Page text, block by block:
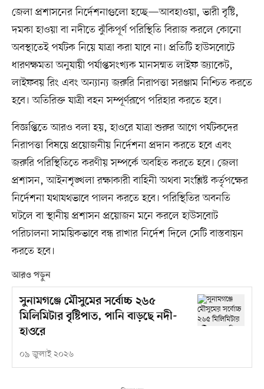
জেলা প্রশাসনের নির্দেশনাগুলো হচ্ছে—আবহাওয়া, ভারী বৃষ্টি,
দমকা হাওয়া বা নদীতে ঝুঁকিপূর্ণ পরিস্থিতি বিরাজ করলে কোনো
অবস্থাতেই পর্যটক নিয়ে যাত্রা করা যাবে না। প্রতিটি হাউসবোটে
ধারণক্ষমতা অনুযায়ী পর্যাপ্তসংখ্যক মানসম্মত লাইফ জ্যাকেট,
লাইফবয় রিং এবং অন্যান্য জরুরি নিরাপত্তা সরঞ্জাম নিশ্চিত করতে
হবে। অতিরিক্ত যাত্রী বহন সম্পূর্ণরূপে পরিহার করতে হবে।
বিজ্ঞপ্তিতে আরও বলা হয়, হাওরে যাত্রা শুরুর আগে পর্যটকদের
নিরাপত্তা বিষয়ে প্রয়োজনীয় নির্দেশনা প্রদান করতে হবে এবং
জরুরি পরিস্থিতিতে করণীয় সম্পর্কে অবহিত করতে হবে। জেলা
প্রশাসন, আইনশৃঙ্খলা রক্ষাকারী বাহিনী অথবা সংশ্লিষ্ট কর্তৃপক্ষের
নির্দেশনা যথাযথভাবে পালন করতে হবে। পরিস্থিতির অবনতি
ঘটলে বা স্থানীয় প্রশাসন প্রয়োজন মনে করলে হাউসবোট
পরিচালনা সাময়িকভাবে বন্ধ রাখার নির্দেশ দিলে সেটি বাস্তবায়ন
করতে হবে।
আরও পড়ুন
সুনামগঞ্জে মৌসুমের সর্বোচ্চ ২৬৫
মিলিমিটার বৃষ্টিপাত, পানি বাড়ছে নদী-
হাওরে
০৯ জুলাই ২০২৬